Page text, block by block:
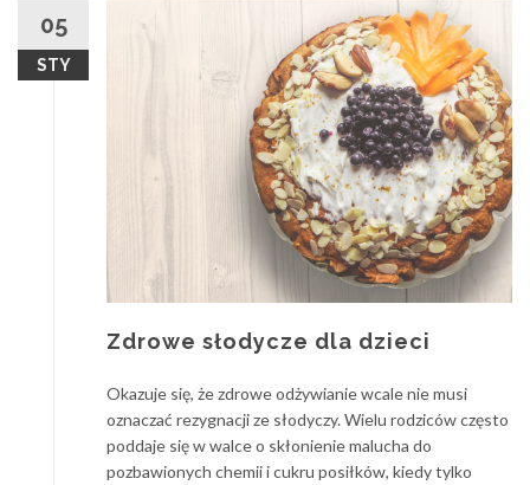
05
STY
Zdrowe słodycze dla dzieci
Okazuje się, że zdrowe odżywianie wcale nie musi
oznaczać rezygnacji ze słodyczy. Wielu rodziców często
poddaje się w walce o skłonienie malucha do
pozbawionych chemii i cukru posiłków, kiedy tylko